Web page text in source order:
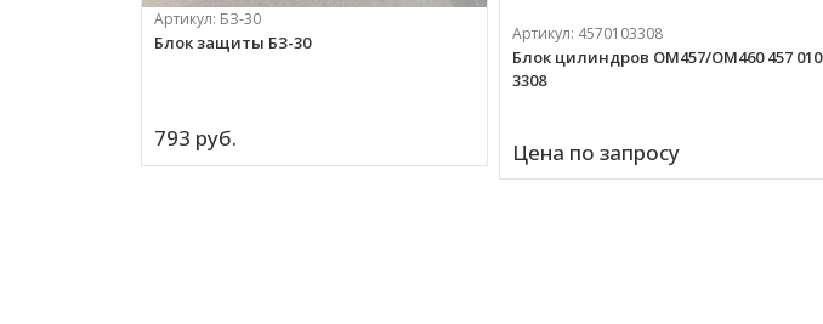
Артикул: БЗ-30
Блок защиты БЗ-30
793 руб.
Артикул: 4570103308
Блок цилиндров OM457/OM460 457 010
3308
Цена по запросу